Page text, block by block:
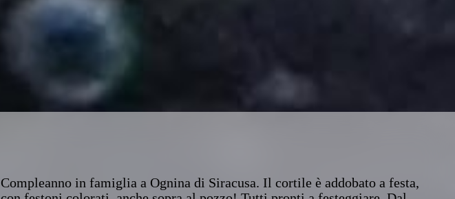
Compleanno in famiglia a Ognina di Siracusa. Il cortile è addobato a festa,